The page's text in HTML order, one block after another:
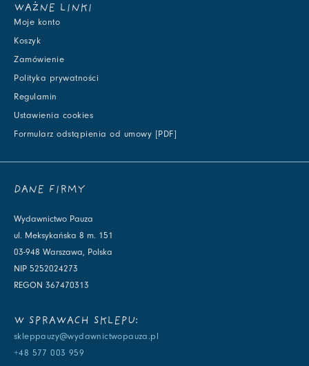
WAŻNE LINKI
Moje konto
Koszyk
Zamówienie
Polityka prywatności
Regulamin
Ustawienia cookies
Formularz odstąpienia od umowy [PDF]
DANE FIRMY
Wydawnictwo Pauza
ul. Meksykańska 8 m. 151
03-948 Warszawa, Polska
NIP 5252024273
REGON 367470313
W SPRAWACH SKLEPU:
skleppauzy@wydawnictwopauza.pl
+48 577 003 959